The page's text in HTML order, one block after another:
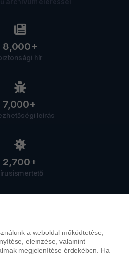
8,000+
biztonsági hír
7,000+
leírás
2,700+
a weboldal működtetése,
elemzése, valamint
megjelenítése érdekében. Ha